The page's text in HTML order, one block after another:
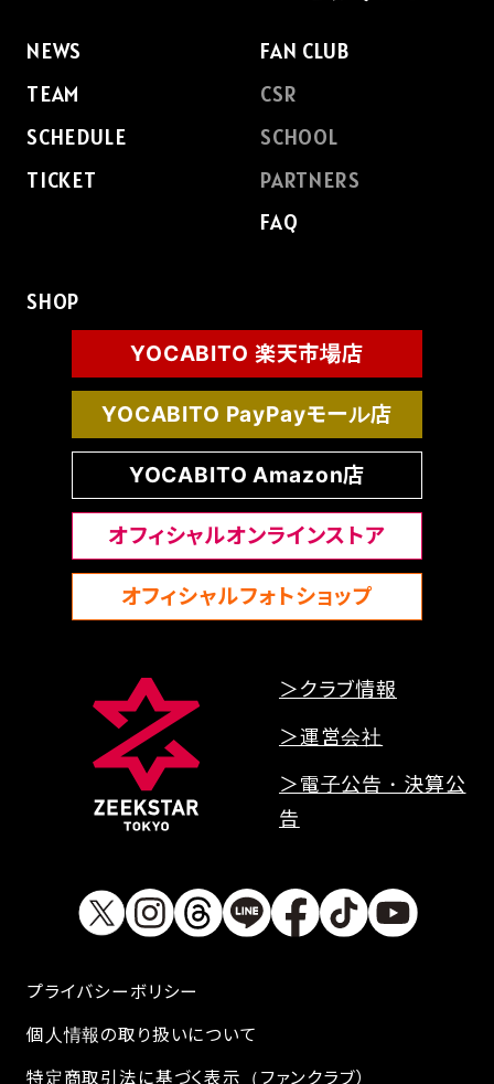
NEWS
TEAM
SCHEDULE
TICKET
FAN CLUB
CSR
SCHOOL
PARTNERS
FAQ
SHOP
YOCABITO 楽天市場店
YOCABITO PayPayモール店
YOCABITO Amazon店
オフィシャルオンラインストア
オフィシャルフォトショップ
＞クラブ情報
＞運営会社
＞電子公告・決算公
告
プライバシーボリシー
個人情報の取り扱いについて
特定商取引法に基づく表示（ファンクラブ）